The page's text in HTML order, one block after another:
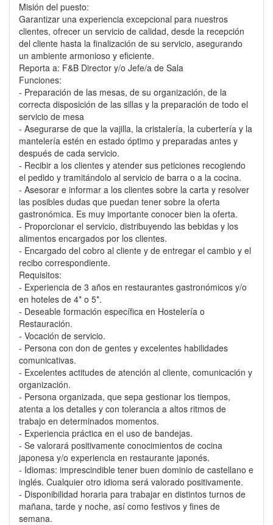
Misión del puesto:
Garantizar una experiencia excepcional para nuestros
clientes, ofrecer un servicio de calidad, desde la recepción
del cliente hasta la finalización de su servicio, asegurando
un ambiente armonioso y eficiente.
Reporta a: F&B Director y/o Jefe/a de Sala
Funciones:
- Preparación de las mesas, de su organización, de la
correcta disposición de las sillas y la preparación de todo el
servicio de mesa
- Asegurarse de que la vajilla, la cristalería, la cubertería y la
mantelería estén en estado óptimo y preparadas antes y
después de cada servicio.
- Recibir a los clientes y atender sus peticiones recogiendo
el pedido y tramitándolo al servicio de barra o a la cocina.
- Asesorar e informar a los clientes sobre la carta y resolver
las posibles dudas que puedan tener sobre la oferta
gastronómica. Es muy importante conocer bien la oferta.
- Proporcionar el servicio, distribuyendo las bebidas y los
alimentos encargados por los clientes.
- Encargado del cobro al cliente y de entregar el cambio y el
recibo correspondiente.
Requisitos:
- Experiencia de 3 años en restaurantes gastronómicos y/o
en hoteles de 4* o 5*.
- Deseable formación específica en Hostelería o
Restauración.
- Vocación de servicio.
- Persona con don de gentes y excelentes habilidades
comunicativas.
- Excelentes actitudes de atención al cliente, comunicación y
organización.
- Persona organizada, que sepa gestionar los tiempos,
atenta a los detalles y con tolerancia a altos ritmos de
trabajo en determinados momentos.
- Experiencia práctica en el uso de bandejas.
- Se valorará positivamente conocimientos de cocina
japonesa y/o experiencia en restaurante japonés.
- Idiomas: imprescindible tener buen dominio de castellano e
inglés. Cualquier otro idioma será valorado positivamente.
- Disponibilidad horaria para trabajar en distintos turnos de
mañana, tarde y noche, así como festivos y fines de
semana.